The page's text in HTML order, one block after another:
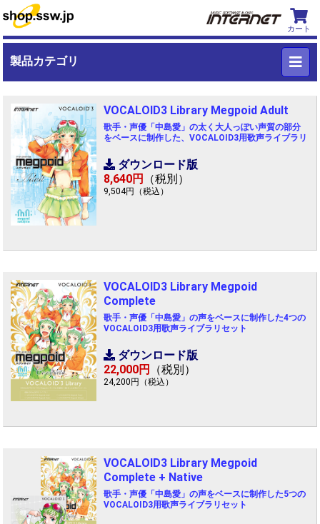
カート
製品カテゴリ
VOCALOID3 Library Megpoid Adult
歌手・声優「中島愛」の太く大人っぽい声質の部分
をベースに制作した、VOCALOID3用歌声ライブラリ
ダウンロード版
8,640円
（税別）
9,504円（税込）
VOCALOID3 Library Megpoid
Complete
歌手・声優「中島愛」の声をベースに制作した4つの
VOCALOID3用歌声ライブラリセット
ダウンロード版
22,000円
（税別）
24,200円（税込）
VOCALOID3 Library Megpoid
Complete + Native
歌手・声優「中島愛」の声をベースに制作した5つの
VOCALOID3用歌声ライブラリセット